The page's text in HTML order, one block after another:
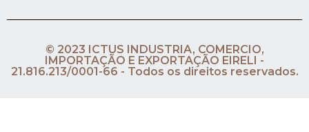
© 2023 ICTUS INDUSTRIA, COMERCIO,
IMPORTAÇÃO E EXPORTAÇÃO EIRELI -
21.816.213/0001-66 - Todos os direitos reservados.